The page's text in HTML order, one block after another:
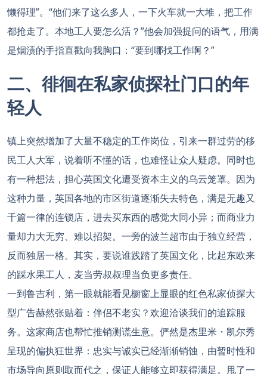
懒得理”。“他们来了这么多人，一下火车就一大堆，把工作
都抢走了。本地工人要怎么活？”他会加强提问的语气，用满
是烟渍的手指直戳向我胸口：“要到哪找工作啊？”
二、徘徊在私家侦探社门口的年
轻人
镇上突然增加了大量不稳定的工作岗位，引来一群过劳的移
民工人大军，说着听不懂的话，也难怪让众人疑虑。同时也
有一种想法，担心英国文化遭受资本主义的乌云笼罩。因为
这种力量，英国各地的市区街道逐渐失去特色，满是无趣又
千篇一律的连锁店，进去买东西的感觉大同小异；而商业力
量却力大无穷、难以招架。一旁的波兰超市由于独立经营，
反而独居一格。其实，要说谁践踏了英国文化，比起东欧来
的踩水果工人，麦当劳叔叔理当负更多责任。
一到鲁吉利，第一眼就能看见橱窗上显眼的红色私家侦探大
型广告赫然张贴着：伴侣不老实？欢迎洽谈我们的追踪服
务。这家商店也帮忙推销测谎生意。俨然是杰里米・凯尔秀
呈现的偏执狂世界：忠实与诚实已经渐渐销蚀，由暂时性和
市场导向原则取而代之，保证人能够立即获得满足。甩了一